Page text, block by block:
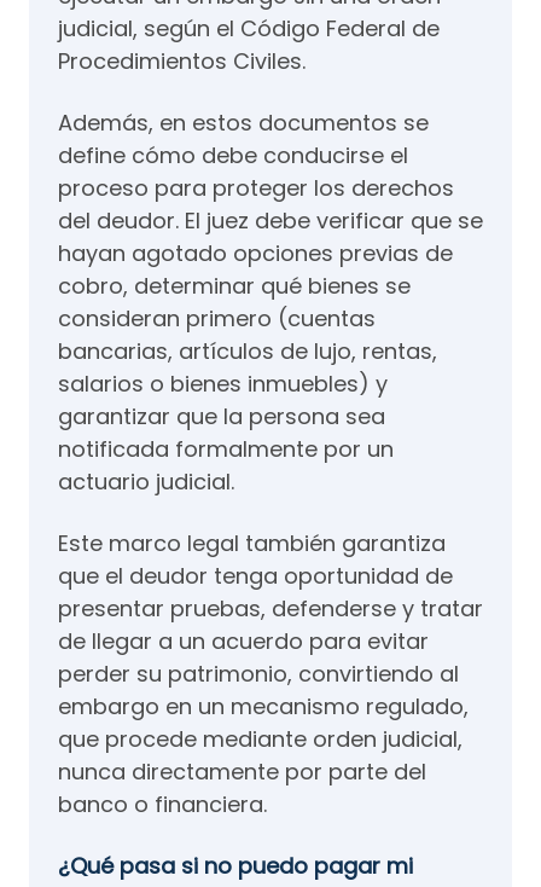
judicial, según el Código Federal de
Procedimientos Civiles.
Además, en estos documentos se
define cómo debe conducirse el
proceso para proteger los derechos
del deudor. El juez debe verificar que se
hayan agotado opciones previas de
cobro, determinar qué bienes se
consideran primero (cuentas
bancarias, artículos de lujo, rentas,
salarios o bienes inmuebles) y
garantizar que la persona sea
notificada formalmente por un
actuario judicial.
Este marco legal también garantiza
que el deudor tenga oportunidad de
presentar pruebas, defenderse y tratar
de llegar a un acuerdo para evitar
perder su patrimonio, convirtiendo al
embargo en un mecanismo regulado,
que procede mediante orden judicial,
nunca directamente por parte del
banco o financiera.
¿Qué pasa si no puedo pagar mi